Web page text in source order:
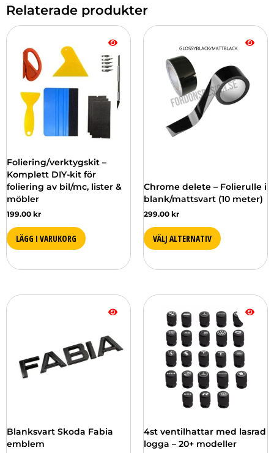
Relaterade produkter
Foliering/verktygskit –
Komplett DIY-kit för
foliering av bil/mc, lister &
möbler
199.00 kr
LÄGG I VARUKORG
Chrome delete – Folierulle i
blank/mattsvart (10 meter)
299.00 kr
VÄLJ ALTERNATIV
Den
produkten
varianter.
alternativen
Blanksvart Skoda Fabia
emblem
4st ventilhattar med lasrad
logga – 20+ modeller
Den
produkten
varianter.
alternativen
på
produktsidan